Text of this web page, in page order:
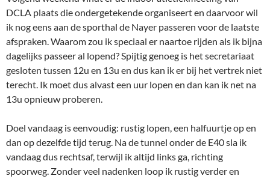
DCLA plaats die ondergetekende organiseert en daarvoor wil
ik nog eens aan de sporthal de Nayer passeren voor de laatste
afspraken. Waarom zou ik speciaal er naartoe rijden als ik bijna
dagelijks passeer al lopend? Spijtig genoeg is het secretariaat
gesloten tussen 12u en 13u en dus kan ik er bij het vertrek niet
terecht. Ik moet dus alvast een uur lopen en dan kan ik net na
13u opnieuw proberen.
Doel vandaag is eenvoudig: rustig lopen, een halfuurtje op en
dan op dezelfde tijd terug. Na de tunnel onder de E40 sla ik
vandaag dus rechtsaf, terwijl ik altijd links ga, richting
spoorweg. Zonder veel nadenken loop ik rustig verder en